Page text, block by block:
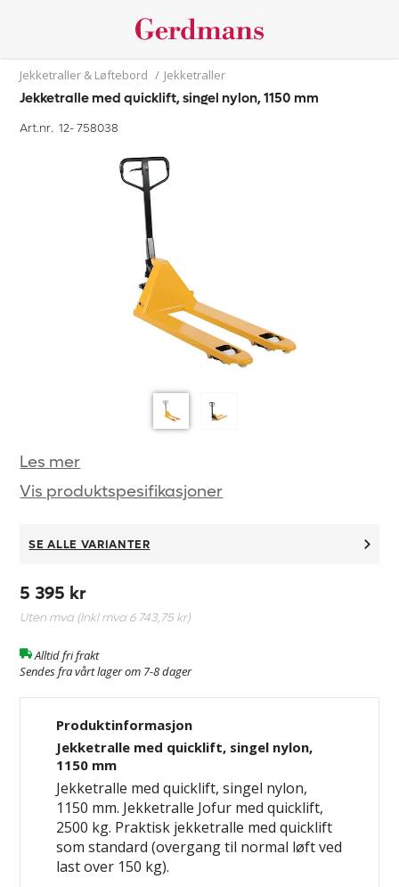
Jekketraller & Løftebord / Jekketraller
Jekketralle med quicklift, singel nylon, 1150 mm
Art.nr. 12-758038
Les mer
Vis produktspesifikasjoner
SE ALLE VARIANTER
5 395 kr
Uten mva (Inkl mva 6 743,75 kr)
Alltid fri frakt
Sendes fra vårt lager om 7-8 dager
Produktinformasjon
Jekketralle med quicklift, singel nylon,
1150 mm
Jekketralle med quicklift, singel nylon,
1150 mm. Jekketralle Jofur med quicklift,
2500 kg. Praktisk jekketralle med quicklift
som standard (overgang til normal løft ved
last over 150 kg).